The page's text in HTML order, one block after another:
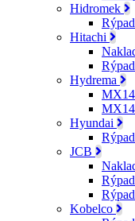
Hidromek
Hitachi
Hydrema
Hyundai
JCB
Kobelco